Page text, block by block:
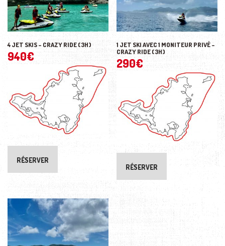
4 JET SKIS – CRAZY RIDE (3H)
940€
RÉSERVER
1 JET SKI AVEC 1 MONITEUR PRIVÉ –
CRAZY RIDE (3H)
290€
RÉSERVER